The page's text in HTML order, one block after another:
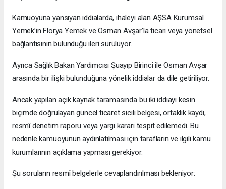
Kamuoyuna yansıyan iddialarda, ihaleyi alan AŞSA Kurumsal
Yemek’in Florya Yemek ve Osman Avşar’la ticari veya yönetsel
bağlantısının bulunduğu ileri sürülüyor.
Ayrıca Sağlık Bakan Yardımcısı Şuayıp Birinci ile Osman Avşar
arasında bir ilişki bulunduğuna yönelik iddialar da dile getiriliyor.
Ancak yapılan açık kaynak taramasında bu iki iddiayı kesin
biçimde doğrulayan güncel ticaret sicili belgesi, ortaklık kaydı,
resmî denetim raporu veya yargı kararı tespit edilemedi. Bu
nedenle kamuoyunun aydınlatılması için tarafların ve ilgili kamu
kurumlarının açıklama yapması gerekiyor.
Şu soruların resmî belgelerle cevaplandırılması bekleniyor: